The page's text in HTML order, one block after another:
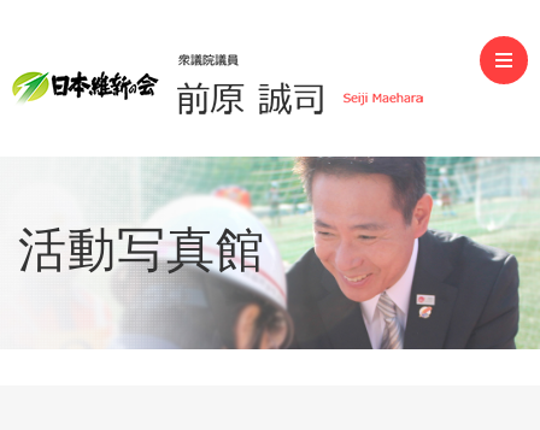
前原誠司（衆議院議員）
活動写真館